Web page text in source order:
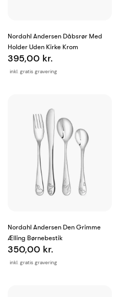
Nordahl Andersen Dåbsrør Med
Holder Uden Kirke Krom
inkl. gratis gravering
395,00 kr.
Nordahl Andersen Den Grimme
Ælling Børnebestik
inkl. gratis gravering
350,00 kr.